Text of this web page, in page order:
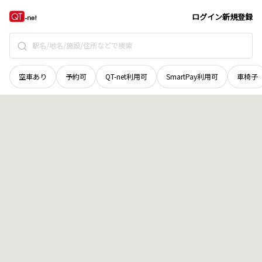
ログイン新規登録
空車あり 予約可 QT-net利用可 SmartPay利用可 車椅子
岡山県